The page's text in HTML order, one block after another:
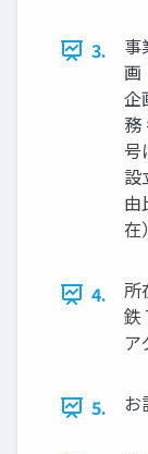
3.
事
画
企
務
号
設
由
在）
4.
所
鉄
ア
5. お